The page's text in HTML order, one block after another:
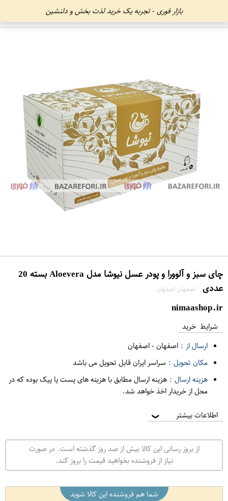
بازار فوری - تجربه یک خرید لذت بخش و دلنشین
چای سبز و آلوورا و پودر عسل نیوشا مدل Aloevera بسته 20
عددی
اصفهان اصفهان
nimaashop.ir
شرایط خرید
ارسال از : اصفهان-اصفهان
مکان تحویل : سراسر ایران قابل تحویل می باشد
هزینه ارسال : هزینه ارسال مطابق با هزینه های پست یا پیک بوده که در
محل از خریدار اخذ خواهد شد.
اطلاعات بیشتر ❯
از بروز رسانی این کالا بیش از صد روز گذشته است. در صورت
نیاز از فروشنده بخواهید قیمت را بروز کند.
شما هم فروشنده این کالا شوید